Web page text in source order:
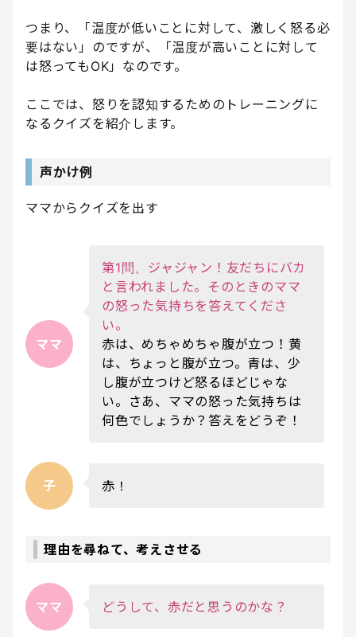
つまり、「温度が低いことに対して、激しく怒る必
要はない」のですが、「温度が高いことに対して
は怒ってもOK」なのです。
ここでは、怒りを認知するためのトレーニングに
なるクイズを紹介します。
声かけ例
ママからクイズを出す
ママ
第1問、ジャジャン！友だちにバカ
と言われました。そのときのママ
の怒った気持ちを答えてくださ
い。
赤は、めちゃめちゃ腹が立つ！黄
は、ちょっと腹が立つ。青は、少
し腹が立つけど怒るほどじゃな
い。さあ、ママの怒った気持ちは
何色でしょうか？答えをどうぞ！
子 赤！
理由を尋ねて、考えさせる
ママ どうして、赤だと思うのかな？